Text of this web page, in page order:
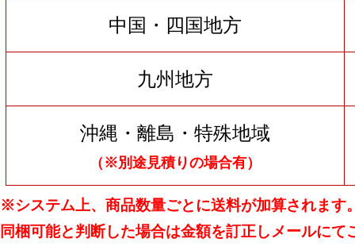
中国・四国地方
九州地方
沖縄・離島・特殊地域
（※別途見積りの場合有）
※システム上、商品数量ごとに送料が加算されます
同梱可能と判断した場合は金額を訂正しメールにて